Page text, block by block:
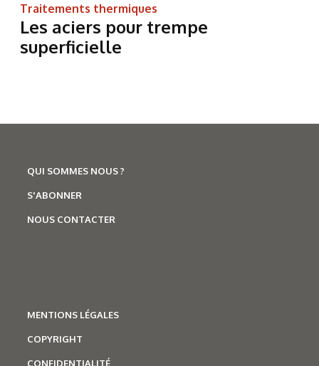
Traitements thermiques
Les aciers pour trempe
superficielle
QUI SOMMES NOUS ?
S'ABONNER
NOUS CONTACTER
MENTIONS LÉGALES
COPYRIGHT
CONFIDENTIALITÉ